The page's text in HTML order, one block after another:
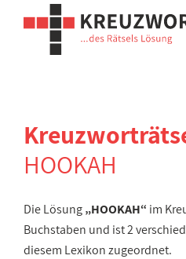
HOOKAH
Die Lösung„HOOKAH“ im
Buchstaben und ist 2
diesem Lexikon zugeordnet.